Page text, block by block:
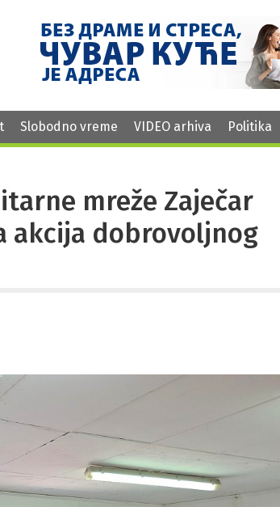
Slobodno vreme VIDEO arhiva Politika
mreže Zaječar
akcija dobrovoljnog